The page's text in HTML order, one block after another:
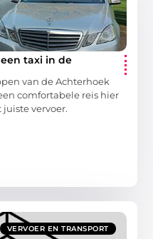
taxi in de
van de Achterhoek
comfortabele reis hier
vervoer.
VERVOER EN TRANSPORT